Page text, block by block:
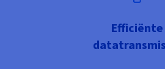
Efficiënte